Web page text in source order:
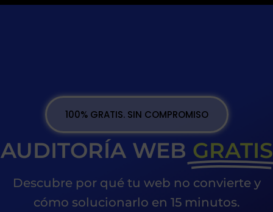
100% GRATIS. SIN COMPROMISO
AUDITORÍA WEB GRATIS
Descubre por qué tu web no convierte y
cómo solucionarlo en 15 minutos.